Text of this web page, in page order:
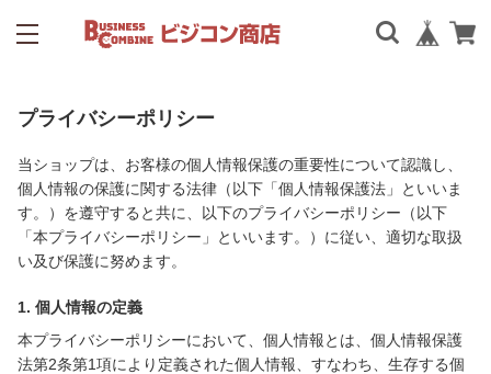
プライバシーポリシー
当ショップは、お客様の個人情報保護の重要性について認識し、
個人情報の保護に関する法律（以下「個人情報保護法」といいま
す。）を遵守すると共に、以下のプライバシーポリシー（以下
「本プライバシーポリシー」といいます。）に従い、適切な取扱
い及び保護に努めます。
1. 個人情報の定義
本プライバシーポリシーにおいて、個人情報とは、個人情報保護
法第2条第1項により定義された個人情報、すなわち、生存する個